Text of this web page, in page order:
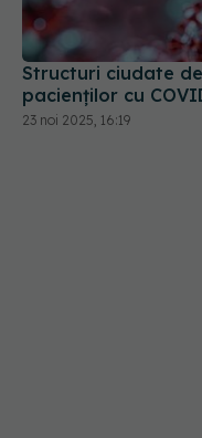
pacienților cu
23 noi 2025, 16:19